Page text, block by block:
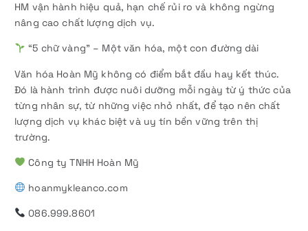
HM vận hành hiệu quả, hạn chế rủi ro và không ngừng
nâng cao chất lượng dịch vụ.
“5 chữ vàng” – Một văn hóa, một con đường dài
Văn hóa Hoàn Mỹ không có điểm bắt đầu hay kết thúc.
Đó là hành trình được nuôi dưỡng mỗi ngày từ ý thức của
từng nhân sự, từ những việc nhỏ nhất, để tạo nên chất
lượng dịch vụ khác biệt và uy tín bền vững trên thị
trường.
Công ty TNHH Hoàn Mỹ
hoanmykleanco.com
086.999.8601